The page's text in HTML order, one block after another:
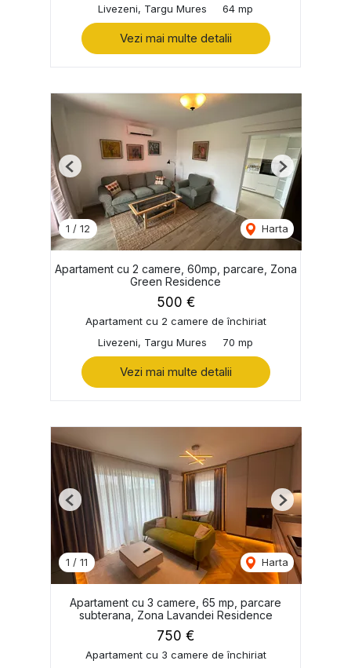
Livezeni, Targu Mures
64 mp
Vezi mai multe detalii
1 / 12 Harta
Previous Next
Apartament cu 2 camere, 60mp, parcare, Zona
Green Residence
500 €
Apartament cu 2 camere de închiriat
Livezeni, Targu Mures
70 mp
Vezi mai multe detalii
1 / 11 Harta
Previous Next
Apartament cu 3 camere, 65 mp, parcare
subterana, Zona Lavandei Residence
750 €
Apartament cu 3 camere de închiriat